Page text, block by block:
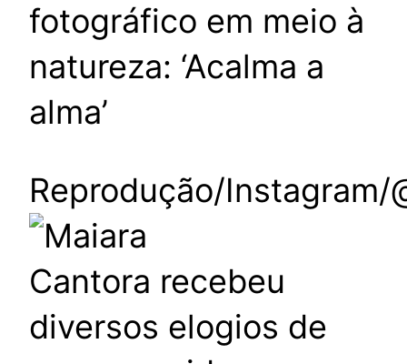
fotográfico em meio à
natureza: ‘Acalma a
alma’
Reprodução/Instagram/
Cantora recebeu
diversos elogios de